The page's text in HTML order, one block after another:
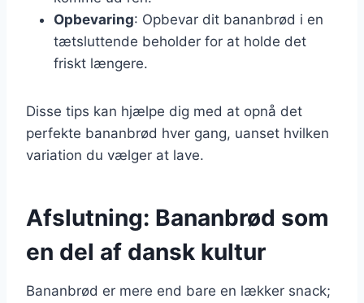
Opbevaring: Opbevar dit bananbrød i en
tætsluttende beholder for at holde det
friskt længere.
Disse tips kan hjælpe dig med at opnå det
perfekte bananbrød hver gang, uanset hvilken
variation du vælger at lave.
Afslutning: Bananbrød som
en del af dansk kultur
Bananbrød er mere end bare en lækker snack;